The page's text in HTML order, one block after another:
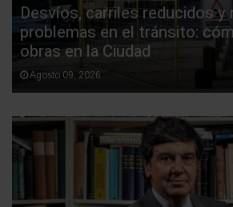
Desvíos, carriles reducidos y
problemas en el tránsito:
obras en la Ciudad
Agosto 09, 2026